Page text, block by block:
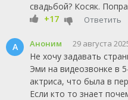
свадьбой? Косяк.
+17
Ответить
А Аноним 29 августа
Не хочу задавать
Эми на видеозвонке в
актриса, что была в
Если кто то знает